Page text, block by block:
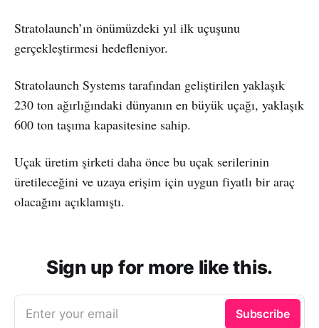
Stratolaunch’ın önümüzdeki yıl ilk uçuşunu
gerçekleştirmesi hedefleniyor.
Stratolaunch Systems tarafından geliştirilen yaklaşık
230 ton ağırlığındaki dünyanın en büyük uçağı, yaklaşık
600 ton taşıma kapasitesine sahip.
Uçak üretim şirketi daha önce bu uçak serilerinin
üretileceğini ve uzaya erişim için uygun fiyatlı bir araç
olacağını açıklamıştı.
Sign up for more like this.
Enter your email Subscribe